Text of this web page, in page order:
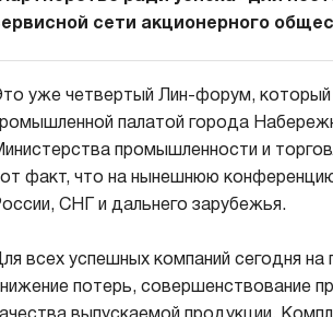
сети акционерного
уже четвертый Лин-форум,
палатой города
промышленности и
факт, что на нынешнюю
СНГ и дальнего зарубежья.
всех успешных компаний сегодня
потерь, совершенствование